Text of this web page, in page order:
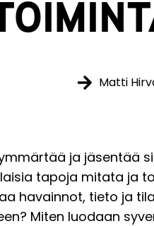
Matti
ja jäsentää
tapoja mitata ja
havainnot, tieto ja
Miten luodaan